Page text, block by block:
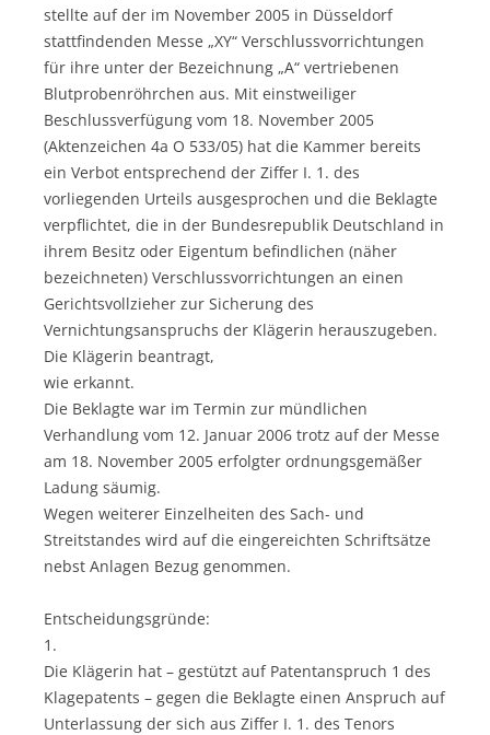
stellte auf der im November 2005 in Düsseldorf
stattfindenden Messe „XY“ Verschlussvorrichtungen
für ihre unter der Bezeichnung „A“ vertriebenen
Blutprobenröhrchen aus. Mit einstweiliger
Beschlussverfügung vom 18. November 2005
(Aktenzeichen 4a O 533/05) hat die Kammer bereits
ein Verbot entsprechend der Ziffer I. 1. des
vorliegenden Urteils ausgesprochen und die Beklagte
verpflichtet, die in der Bundesrepublik Deutschland in
ihrem Besitz oder Eigentum befindlichen (näher
bezeichneten) Verschlussvorrichtungen an einen
Gerichtsvollzieher zur Sicherung des
Vernichtungsanspruchs der Klägerin herauszugeben.
Die Klägerin beantragt,
wie erkannt.
Die Beklagte war im Termin zur mündlichen
Verhandlung vom 12. Januar 2006 trotz auf der Messe
am 18. November 2005 erfolgter ordnungsgemäßer
Ladung säumig.
Wegen weiterer Einzelheiten des Sach- und
Streitstandes wird auf die eingereichten Schriftsätze
nebst Anlagen Bezug genommen.
Entscheidungsgründe:
1.
Die Klägerin hat – gestützt auf Patentanspruch 1 des
Klagepatents – gegen die Beklagte einen Anspruch auf
Unterlassung der sich aus Ziffer I. 1. des Tenors